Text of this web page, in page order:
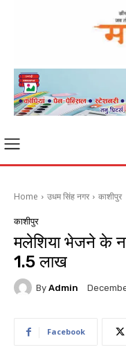
Home उधम सिंह नगर काशीपुर
काशीपुर
मलेशिया भेजने के
1.5 लाख
By Admin
Facebook